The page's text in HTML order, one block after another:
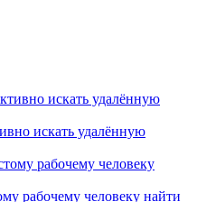
искать удалённую
рабочему человеку найти